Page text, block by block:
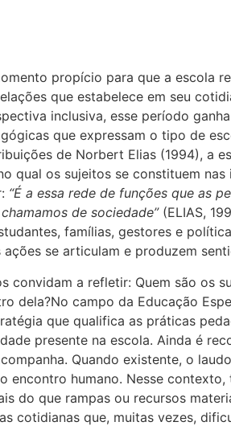
propício para que a escola
que estabelece em seu
inclusiva, esse período
que expressam o tipo de
de Norbert Elias (1994), a
qual os sujeitos se constituem
“É a essa rede de funções que as
de sociedade” (ELIAS,
famílias, gestores e
ações se articulam e produzem
convidam a refletir: Quem são os
dela?No campo da Educação
que qualifica as práticas
presente na escola. Ainda é
Quando existente, o
encontro humano. Nesse
do que rampas ou recursos
cotidianas que, muitas vezes,